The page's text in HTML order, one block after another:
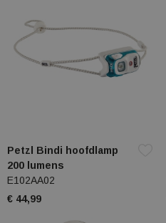
Petzl Bindi hoofdlamp
200 lumens
E102AA02
€ 44,99